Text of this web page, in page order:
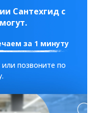
Сантехгид с
за 1 минуту
позвоните по